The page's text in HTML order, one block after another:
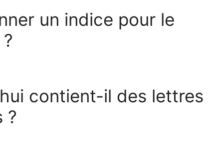
un indice pour le
contient-il des lettres
?